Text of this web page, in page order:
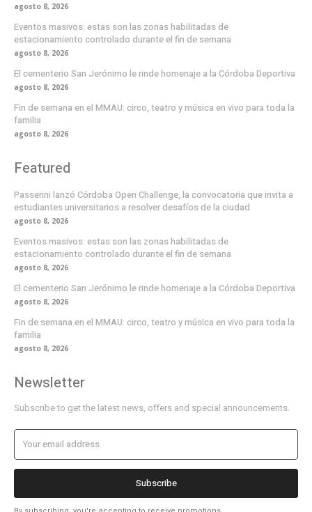
agosto 8, 2026
Eventos masivos: estas son las zonas habilitadas de
estacionamiento controlado durante el fin de semana
agosto 8, 2026
El cementerio San Jerónimo le rinde homenaje a la Córdoba Deportiva
agosto 8, 2026
Fin de semana en el MMAU: circo, teatro y música en vivo para toda la
familia
agosto 8, 2026
Featured
Passerini lanzó Córdoba Open Challenge, la convocatoria que invita a
estudiantes universitarios a resolver desafíos de la ciudad
agosto 8, 2026
Eventos masivos: estas son las zonas habilitadas de
estacionamiento controlado durante el fin de semana
agosto 8, 2026
El cementerio San Jerónimo le rinde homenaje a la Córdoba Deportiva
agosto 8, 2026
Fin de semana en el MMAU: circo, teatro y música en vivo para toda la
familia
agosto 8, 2026
Newsletter
Subscribe to get the latest news, offers and special announcements.
Subscribe